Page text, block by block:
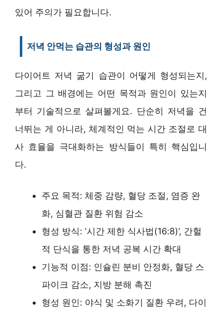
있어 주의가 필요합니다.
저녁 안먹는 습관의 형성과 원인
다이어트 저녁 굶기 습관이 어떻게 형성되는지,
그리고 그 배경에는 어떤 목적과 원인이 있는지
부터 기술적으로 살펴볼게요. 단순히 저녁을 건
너뛰는 게 아니라, 체계적인 먹는 시간 조절로 대
사 효율을 극대화하는 방식들이 특히 핵심입니
다.
주요 목적: 체중 감량, 혈당 조절, 염증 완
화, 심혈관 질환 위험 감소
형성 방식: ‘시간 제한 식사법(16:8)’, 간헐
적 단식을 통한 저녁 공복 시간 확대
기능적 이점: 인슐린 분비 안정화, 혈당 스
파이크 감소, 지방 분해 촉진
형성 원인: 야식 및 소화기 질환 우려, 다이